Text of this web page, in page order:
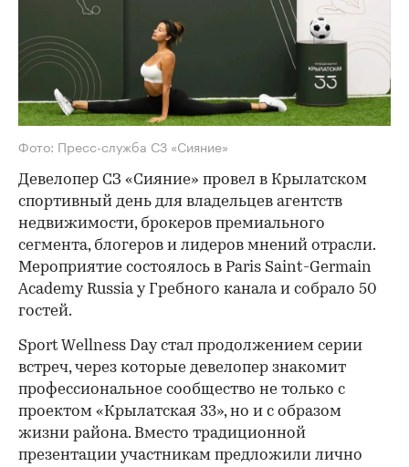
Фото: Пресс-служба СЗ «Сияние»
Девелопер СЗ «Сияние» провел в Крылатском
спортивный день для владельцев агентств
недвижимости, брокеров премиального
сегмента, блогеров и лидеров мнений отрасли.
Мероприятие состоялось в Paris Saint-Germain
Academy Russia у Гребного канала и собрало 50
гостей.
Sport Wellness Day стал продолжением серии
встреч, через которые девелопер знакомит
профессиональное сообщество не только с
проектом «Крылатская 33», но и с образом
жизни района. Вместо традиционной
презентации участникам предложили лично